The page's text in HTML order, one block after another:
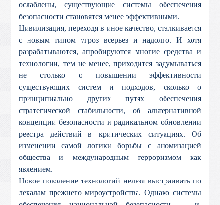
ослаблены, существующие системы обеспечения
безопасности становятся менее эффективными.
Цивилизация, переходя в иное качество, сталкивается
с новым типом угроз всерьез и надолго. И хотя
разрабатываются, апробируются многие средства и
технологии, тем не менее, приходится задумываться
не столько о повышении эффективности
существующих систем и подходов, сколько о
принципиально других путях обеспечения
стратегической стабильности, об альтернативной
концепции безопасности и радикальном обновлении
реестра действий в критических ситуациях. Об
изменении самой логики борьбы с аномизацией
общества и международным терроризмом как
явлением.
Новое поколение технологий нельзя выстраивать по
лекалам прежнего мироустройства. Однако системы